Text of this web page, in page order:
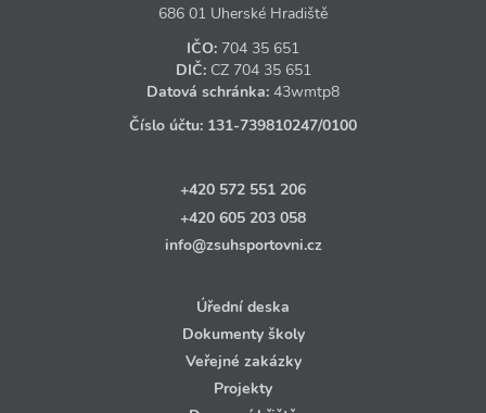
686 01 Uherské Hradiště
IČO: 704 35 651
DIČ: CZ 704 35 651
Datová schránka: 43wmtp8
Číslo účtu: 131‑739810247/0100
+420 572 551 206
+420 605 203 058
info@zsuhsportovni.cz
Úřední deska
Dokumenty školy
Veřejné zakázky
Projekty